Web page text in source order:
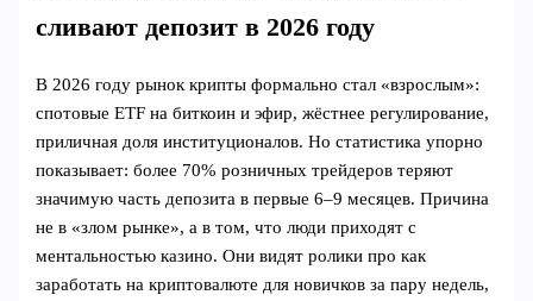
сливают депозит в 2026 году
В 2026 году рынок крипты формально стал «взрослым»:
спотовые ETF на биткоин и эфир, жёстнее регулирование,
приличная доля институционалов. Но статистика упорно
показывает: более 70% розничных трейдеров теряют
значимую часть депозита в первые 6–9 месяцев. Причина
не в «злом рынке», а в том, что люди приходят с
ментальностью казино. Они видят ролики про как
заработать на криптовалюте для новичков за пару недель,